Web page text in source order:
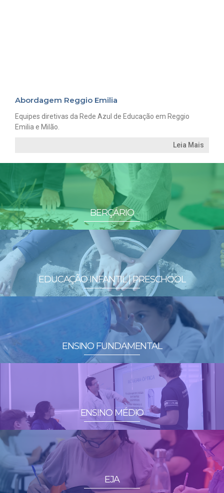
Abordagem Reggio Emilia
Equipes diretivas da Rede Azul de Educação em Reggio
Emilia e Milão.
Leia Mais
BERÇÁRIO
EDUCAÇÃO INFANTIL | PRESCHOOL
ENSINO FUNDAMENTAL
ENSINO MÉDIO
EJA